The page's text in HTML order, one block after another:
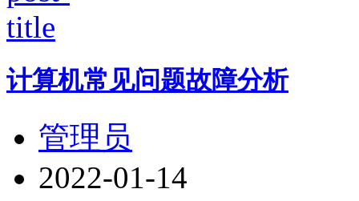
计算机常见问题故障分析
管理员
2022-01-14